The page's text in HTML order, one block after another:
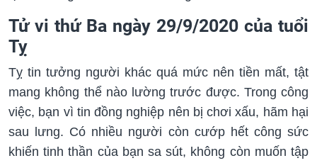
Tử vi thứ Ba ngày 29/9/2020 của tuổi
Tỵ
Tỵ tin tưởng người khác quá mức nên tiền mất, tật
mang không thể nào lường trước được. Trong công
việc, bạn vì tin đồng nghiệp nên bị chơi xấu, hãm hại
sau lưng. Có nhiều người còn cướp hết công sức
khiến tinh thần của bạn sa sút, không còn muốn tập